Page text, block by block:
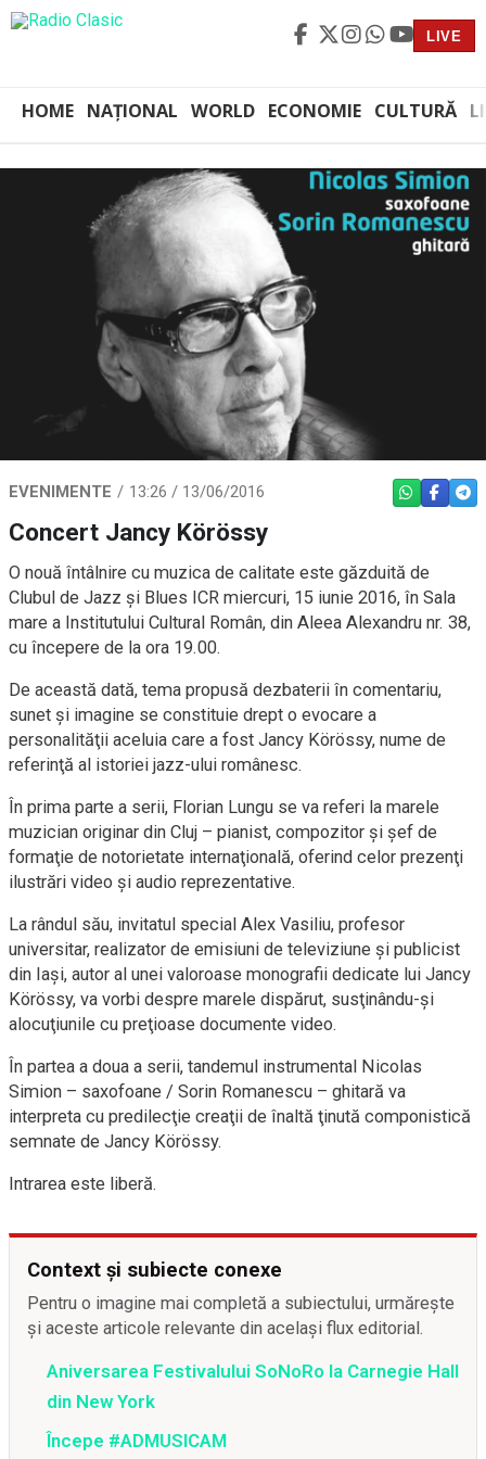
LIVE
HOME NAȚIONAL WORLD ECONOMIE CULTURĂ
EVENIMENTE 13:26 / 13/06/2016 WHATSAPP
Concert Jancy Körössy
O nouă întâlnire cu muzica de calitate este găzduită de
Clubul de Jazz şi Blues ICR miercuri, 15 iunie 2016, în Sala
mare a Institutului Cultural Român, din Aleea Alexandru nr. 38,
cu începere de la ora 19.00.
De această dată, tema propusă dezbaterii în comentariu,
sunet şi imagine se constituie drept o evocare a
personalităţii aceluia care a fost Jancy Körössy, nume de
referinţă al istoriei jazz-ului românesc.
În prima parte a serii, Florian Lungu se va referi la marele
muzician originar din Cluj – pianist, compozitor şi şef de
formaţie de notorietate internaţională, oferind celor prezenţi
ilustrări video şi audio reprezentative.
La rândul său, invitatul special Alex Vasiliu, profesor
universitar, realizator de emisiuni de televiziune şi publicist
din Iaşi, autor al unei valoroase monografii dedicate lui Jancy
Körössy, va vorbi despre marele dispărut, susţinându-şi
alocuţiunile cu preţioase documente video.
În partea a doua a serii, tandemul instrumental Nicolas
Simion – saxofoane / Sorin Romanescu – ghitară va
interpreta cu predilecţie creaţii de înaltă ţinută componistică
semnate de Jancy Körössy.
Intrarea este liberă.
Context și subiecte conexe
Pentru o imagine mai completă a subiectului, urmărește
și aceste articole relevante din același flux editorial.
Aniversarea Festivalului SoNoRo la Carnegie Hall
din New York
Începe #ADMUSICAM